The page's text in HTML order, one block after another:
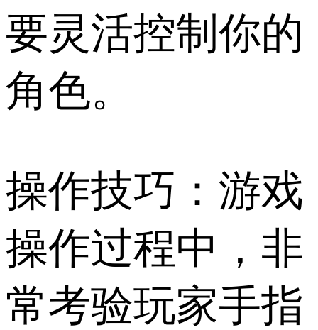
要灵活控制你的
角色。
操作技巧：游戏
操作过程中，非
常考验玩家手指